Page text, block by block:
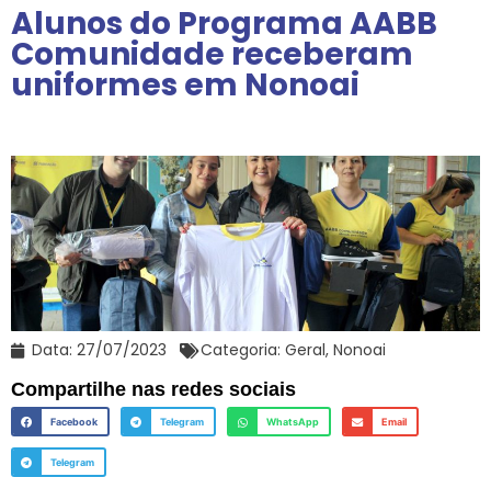
Alunos do Programa AABB
Comunidade receberam
uniformes em Nonoai
Data: 27/07/2023 Categoria: Geral, Nonoai
Compartilhe nas redes sociais
Facebook Telegram WhatsApp Email
Telegram